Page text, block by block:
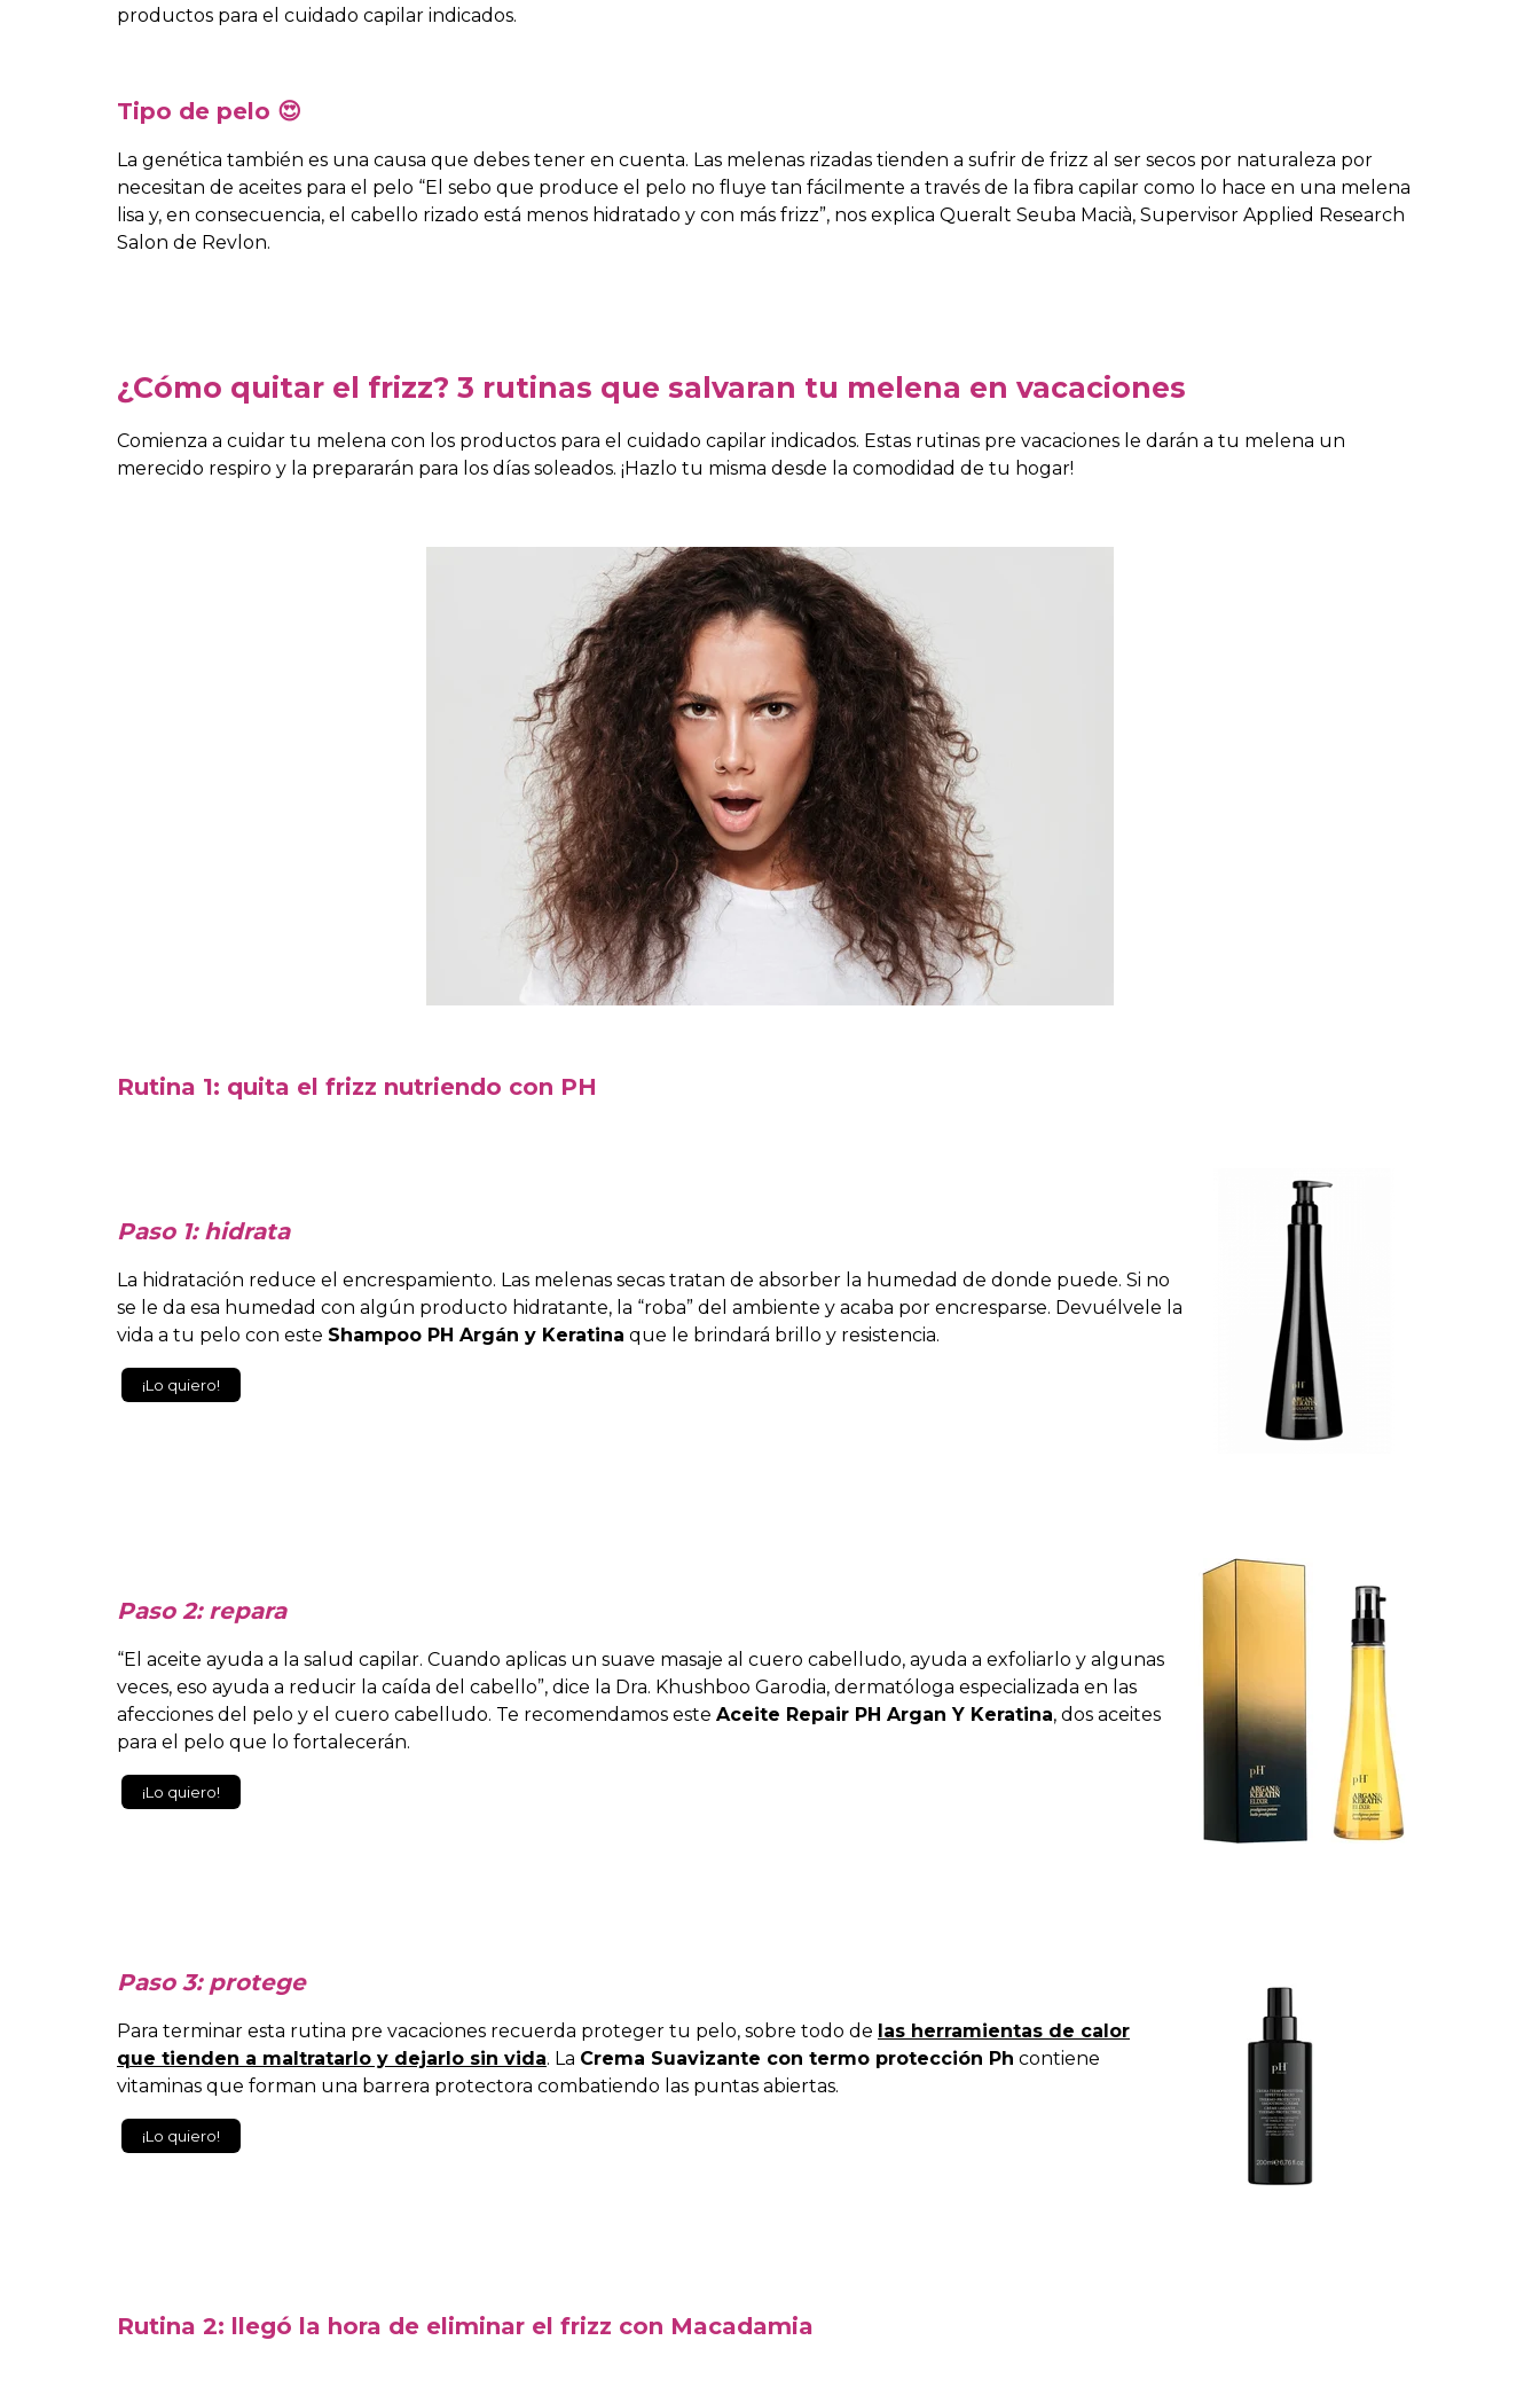
productos para el cuidado capilar indicados.
Tipo de pelo 😍
La genética también es una causa que debes tener en cuenta. Las melenas rizadas tienden a sufrir de frizz al ser secos por naturaleza por
necesitan de aceites para el pelo “El sebo que produce el pelo no fluye tan fácilmente a través de la fibra capilar como lo hace en una melena
lisa y, en consecuencia, el cabello rizado está menos hidratado y con más frizz”, nos explica Queralt Seuba Macià, Supervisor Applied Research
Salon de Revlon.
¿Cómo quitar el frizz? 3 rutinas que salvaran tu melena en vacaciones
Comienza a cuidar tu melena con los productos para el cuidado capilar indicados. Estas rutinas pre vacaciones le darán a tu melena un
merecido respiro y la prepararán para los días soleados. ¡Hazlo tu misma desde la comodidad de tu hogar!
Rutina 1: quita el frizz nutriendo con PH
Paso 1: hidrata
La hidratación reduce el encrespamiento. Las melenas secas tratan de absorber la humedad de donde puede. Si no
se le da esa humedad con algún producto hidratante, la “roba” del ambiente y acaba por encresparse. Devuélvele la
vida a tu pelo con este Shampoo PH Argán y Keratina que le brindará brillo y resistencia.
¡Lo quiero!
Paso 2: repara
“El aceite ayuda a la salud capilar. Cuando aplicas un suave masaje al cuero cabelludo, ayuda a exfoliarlo y algunas
veces, eso ayuda a reducir la caída del cabello”, dice la Dra. Khushboo Garodia, dermatóloga especializada en las
afecciones del pelo y el cuero cabelludo. Te recomendamos este Aceite Repair PH Argan Y Keratina, dos aceites
para el pelo que lo fortalecerán.
¡Lo quiero!
Paso 3: protege
Para terminar esta rutina pre vacaciones recuerda proteger tu pelo, sobre todo de las herramientas de calor
que tienden a maltratarlo y dejarlo sin vida. La Crema Suavizante con termo protección Ph contiene
vitaminas que forman una barrera protectora combatiendo las puntas abiertas.
¡Lo quiero!
Rutina 2: llegó la hora de eliminar el frizz con Macadamia